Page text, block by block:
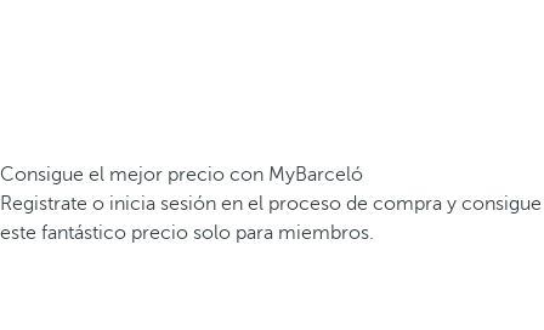
Consigue el mejor precio con MyBarceló
Registrate o inicia sesión en el proceso de compra y consigue
este fantástico precio solo para miembros.